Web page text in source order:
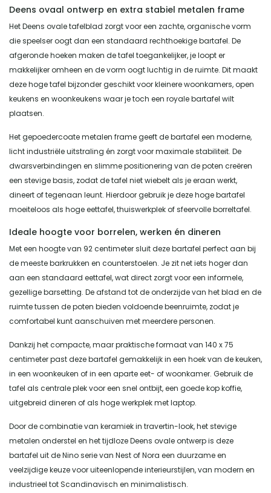
Deens ovaal ontwerp en extra stabiel metalen frame
Het Deens ovale tafelblad zorgt voor een zachte, organische vorm
die speelser oogt dan een standaard rechthoekige bartafel. De
afgeronde hoeken maken de tafel toegankelijker, je loopt er
makkelijker omheen en de vorm oogt luchtig in de ruimte. Dit maakt
deze hoge tafel bijzonder geschikt voor kleinere woonkamers, open
keukens en woonkeukens waar je toch een royale bartafel wilt
plaatsen.
Het gepoedercoate metalen frame geeft de bartafel een moderne,
licht industriële uitstraling én zorgt voor maximale stabiliteit. De
dwarsverbindingen en slimme positionering van de poten creëren
een stevige basis, zodat de tafel niet wiebelt als je eraan werkt,
dineert of tegenaan leunt. Hierdoor gebruik je deze hoge bartafel
moeiteloos als hoge eettafel, thuiswerkplek of sfeervolle borreltafel.
Ideale hoogte voor borrelen, werken én dineren
Met een hoogte van 92 centimeter sluit deze bartafel perfect aan bij
de meeste barkrukken en counterstoelen. Je zit net iets hoger dan
aan een standaard eettafel, wat direct zorgt voor een informele,
gezellige barsetting. De afstand tot de onderzijde van het blad en de
ruimte tussen de poten bieden voldoende beenruimte, zodat je
comfortabel kunt aanschuiven met meerdere personen.
Dankzij het compacte, maar praktische formaat van 140 x 75
centimeter past deze bartafel gemakkelijk in een hoek van de keuken,
in een woonkeuken of in een aparte eet- of woonkamer. Gebruik de
tafel als centrale plek voor een snel ontbijt, een goede kop koffie,
uitgebreid dineren of als hoge werkplek met laptop.
Door de combinatie van keramiek in travertin-look, het stevige
metalen onderstel en het tijdloze Deens ovale ontwerp is deze
bartafel uit de Nino serie van Nest of Nora een duurzame en
veelzijdige keuze voor uiteenlopende interieurstijlen, van modern en
industrieel tot Scandinavisch en minimalistisch.